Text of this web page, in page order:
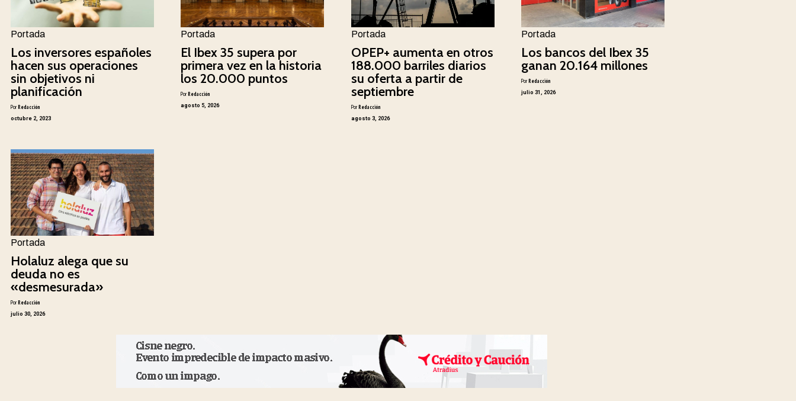
Portada
Los inversores españoles
hacen sus operaciones
sin objetivos ni
planificación
PorRedacción
octubre 2, 2023
Portada
El Ibex 35 supera por
primera vez en la historia
los 20.000 puntos
PorRedacción
agosto 5, 2026
Portada
OPEP+ aumenta en otros
188.000 barriles diarios
su oferta a partir de
septiembre
PorRedacción
agosto 3, 2026
Portada
Los bancos del Ibex 35
ganan 20.164 millones
PorRedacción
julio 31, 2026
Portada
Holaluz alega que su
deuda no es
«desmesurada»
Por Redacción
julio 30, 2026